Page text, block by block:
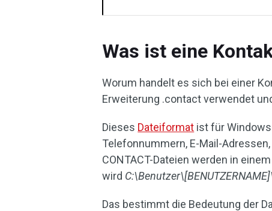
Was ist eine
Worum handelt es sich bei einer
Erweiterung .contact verwendet
Dieses Dateiformat ist für
Telefonnummern, E-Mail-
CONTACT-Dateien werden in
wird
Das bestimmt die Bedeutung der